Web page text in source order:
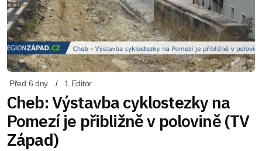
Před 6 dny 1 Editor
Cheb: Výstavba cyklostezky na
Pomezí je přibližně v polovině (TV
Západ)